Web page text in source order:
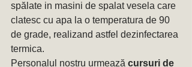
spălate in masini de spalat vesela care
clatesc cu apa la o temperatura de 90
de grade, realizand astfel dezinfectarea
termica.
Personalul nostru urmează cursuri de